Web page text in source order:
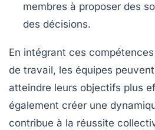
membres à proposer des
des décisions.
En intégrant ces
de travail, les équipes
atteindre leurs objectifs plus
également créer une
contribue à la réussite